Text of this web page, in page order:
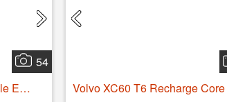
54
Volvo XC40 Recharge Single Extended Core Auto 185 kW (252 CV)